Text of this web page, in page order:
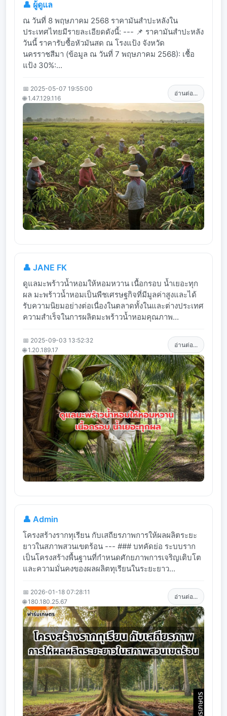
👤 ผู้ดูแล
ณ วันที่ 8 พฤษภาคม 2568 ราคามันสำปะหลังใน
ประเทศไทยมีรายละเอียดดังนี้: --- 📌 ราคามันสำปะหลัง
วันนี้ ราคารับซื้อหัวมันสด ณ โรงแป้ง จังหวัด
นครราชสีมา (ข้อมูล ณ วันที่ 7 พฤษภาคม 2568): เชื้อ
แป้ง 30%:...
📅 2025-05-07 19:55:00
🌐 1.47.129.116
อ่านต่อ...
👤 JANE FK
ดูแลมะพร้าวน้ำหอมให้หอมหวาน เนื้อกรอบ น้ำเยอะทุก
ผล มะพร้าวน้ำหอมเป็นพืชเศรษฐกิจที่มีมูลค่าสูงและได้
รับความนิยมอย่างต่อเนื่องในตลาดทั้งในและต่างประเทศ
ความสำเร็จในการผลิตมะพร้าวน้ำหอมคุณภาพ...
📅 2025-09-03 13:52:32
🌐 1.20.189.17
อ่านต่อ...
👤 Admin
โครงสร้างรากทุเรียน กับเสถียรภาพการให้ผลผลิตระยะ
ยาวในสภาพสวนเขตร้อน --- ### บทคัดย่อ ระบบราก
เป็นโครงสร้างพื้นฐานที่กำหนดศักยภาพการเจริญเติบโต
และความมั่นคงของผลผลิตทุเรียนในระยะยาว...
📅 2026-01-18 07:28:11
🌐 180.180.25.67
อ่านต่อ...